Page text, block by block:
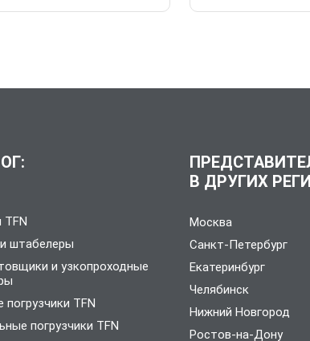
TFN
штабелеры
и узкопроходные
погрузчики TFN
погрузчики TFN
В ДРУГИХ
Москва
Санкт-Петербург
Екатеринбург
Челябинск
Нижний Новгород
Ростов-на-Дону